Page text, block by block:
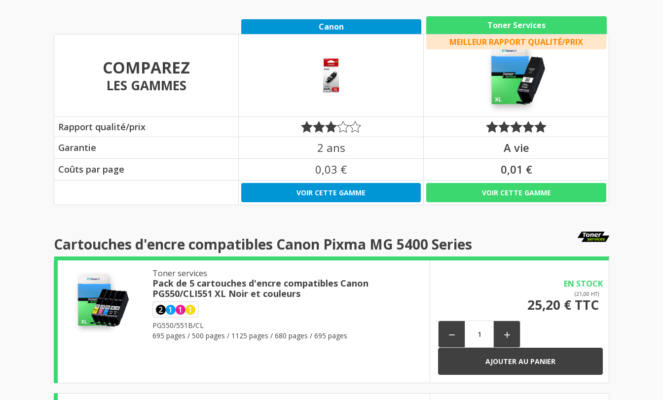
Canon Toner Services
COMPAREZ
LES GAMMES
MEILLEUR RAPPORT QUALITÉ/PRIX
Rapport qualité/prix
Garantie
2 ans A vie
Coûts par page 0,03 € 0,01 €
VOIR CETTE GAMME VOIR CETTE GAMME
Cartouches d'encre compatibles Canon Pixma MG 5400 Series
Toner services
Pack de 5 cartouches d'encre compatibles Canon
PG550/CLI551 XL Noir et couleurs
2 1 1 1
PG550/551B/CL
695 pages / 500 pages / 1125 pages / 680 pages / 695 pages
EN STOCK
(21,00 HT)
25,20 € TTC
 
AJOUTER AU PANIER